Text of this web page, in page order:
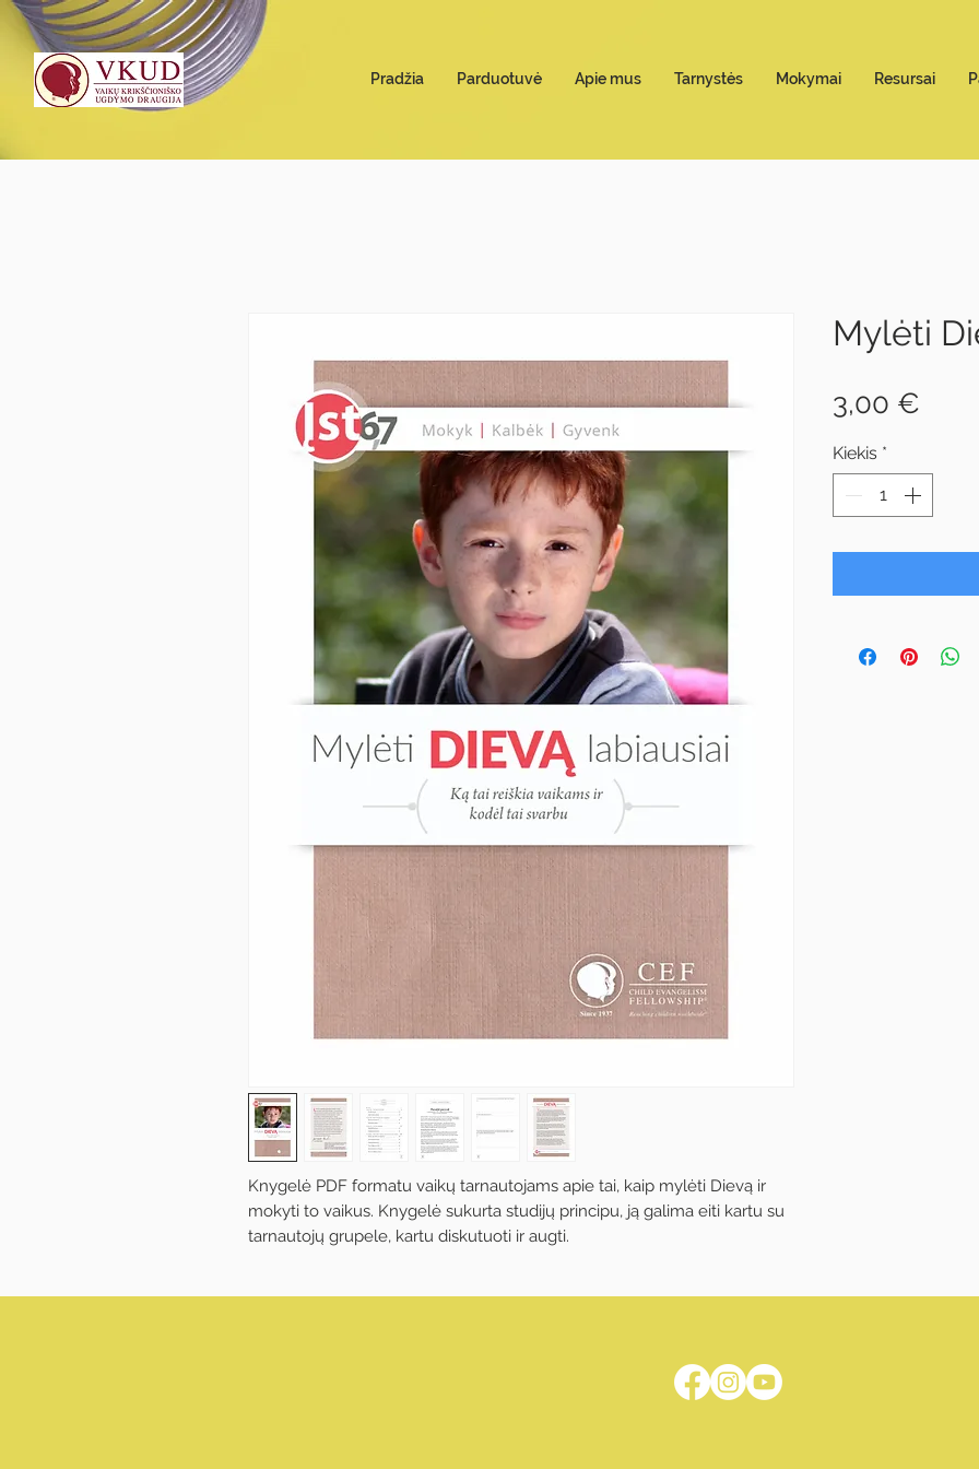
Pradžia Parduotuvė Apie mus Tarnystės Mokymai Resursai
Knygelė PDF formatu vaikų tarnautojams apie tai, kaip mylėti Dievą ir
mokyti to vaikus. Knygelė sukurta studijų principu, ją galima eiti kartu su
tarnautojų grupele, kartu diskutuoti ir augti.
Mylėti
3,00 €
Kiekis *